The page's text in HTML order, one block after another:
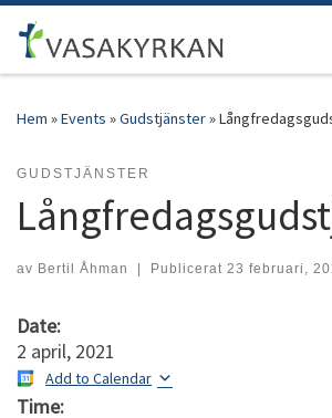
Hoppa till innehåll
Hem »Events »Gudstjänster»
GUDSTJÄNSTER
av Bertil Åhman | Publicerat 23 februari,
Date:
2 april, 2021
Add to Calendar
Time: